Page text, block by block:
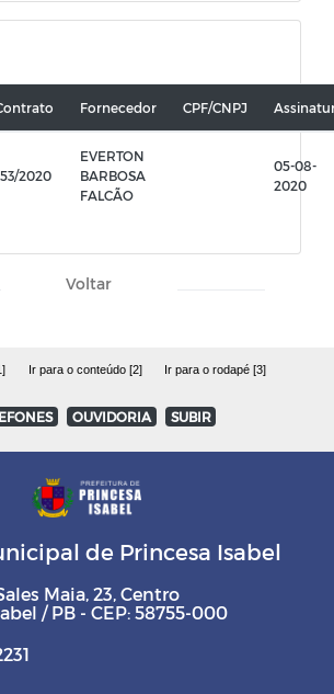
Fornecedor CPF/CNPJ
2020
EVERTON
BARBOSA
FALCÃO
05-08-
2020
Voltar
Ir para o conteúdo [2] Ir para o rodapé [3]
OUVIDORIA SUBIR
de Princesa Isabel
Maia, 23, Centro
/ PB - CEP: 58755-000